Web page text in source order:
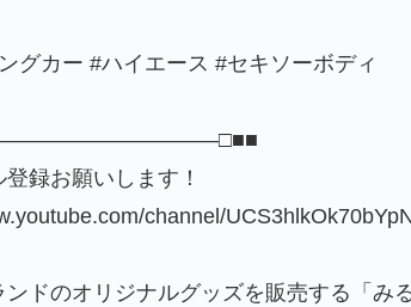
グカー #ハイエース #セキソーボディ
録お願いします！
channel/
ンドのオリジナルグッズを販売する「み